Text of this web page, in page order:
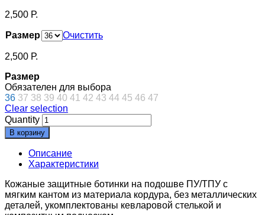
2,500 Р.
Размер Очистить
2,500 Р.
Размер
Обязателен для выбора
36 37 38 39 40 41 42 43 44 45 46 47
Clear selection
Quantity
В корзину
Описание
Характеристики
Кожаные защитные ботинки на подошве ПУ/ТПУ с
мягким кантом из материала кордура, без металлических
деталей, укомплектованы кевларовой стелькой и